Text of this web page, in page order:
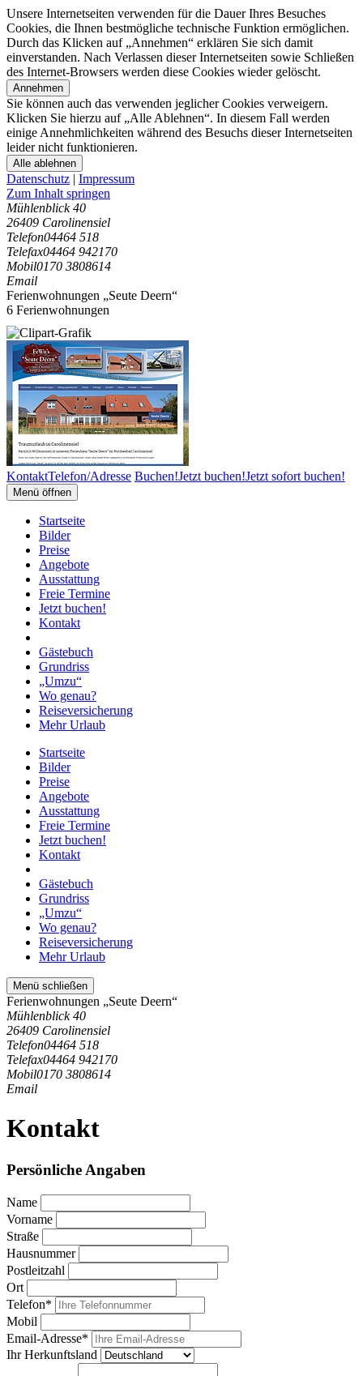
Unsere Internetseiten verwenden für die Dauer Ihres Besuches
Cookies, die Ihnen bestmögliche technische Funktion ermöglichen.
Durch das Klicken auf „Annehmen“ erklären Sie sich damit
einverstanden. Nach Verlassen dieser Internetseiten sowie Schließen
des Internet-Browsers werden diese Cookies wieder gelöscht.
Annehmen
Sie können auch das verwenden jeglicher Cookies verweigern.
Klicken Sie hierzu auf „Alle Ablehnen“. In diesem Fall werden
einige Annehmlichkeiten während des Besuchs dieser Internetseiten
leider nicht funktionieren.
Alle ablehnen
Datenschutz | Impressum
Zum Inhalt springen
Mühlenblick 40
26409 Carolinensiel
Telefon04464 518
Telefax04464 942170
Mobil0170 3808614
Email
Ferienwohnungen „Seute Deern“
6 Ferienwohnungen
KontaktTelefon/Adresse Buchen!Jetzt buchen!Jetzt sofort buchen!
Menü öffnen
Startseite
Bilder
Preise
Angebote
Ausstattung
Freie Termine
Jetzt buchen!
Kontakt
Gästebuch
Grundriss
„Umzu“
Wo genau?
Reiseversicherung
Mehr Urlaub
Startseite
Bilder
Preise
Angebote
Ausstattung
Freie Termine
Jetzt buchen!
Kontakt
Gästebuch
Grundriss
„Umzu“
Wo genau?
Reiseversicherung
Mehr Urlaub
Menü schließen
Ferienwohnungen „Seute Deern“
Mühlenblick 40
26409 Carolinensiel
Telefon04464 518
Telefax04464 942170
Mobil0170 3808614
Email
Kontakt
Persönliche Angaben
Name
Vorname
Straße
Hausnummer
Postleitzahl
Ort
Telefon*
Mobil
Email-Adresse*
Ihr Herkunftsland